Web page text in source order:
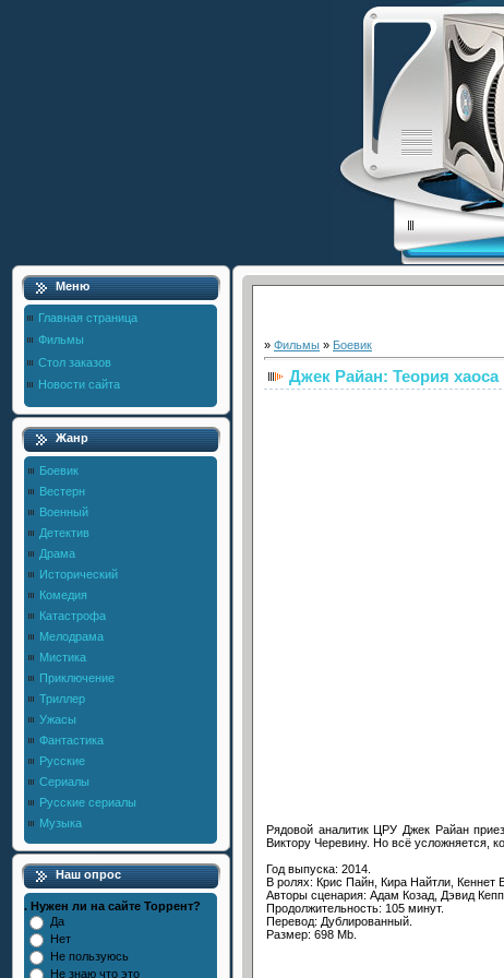
Меню
Главная страница
Фильмы
Стол заказов
Новости сайта
Жанр
Боевик
Вестерн
Военный
Детектив
Драма
Исторический
Комедия
Катастрофа
Мелодрама
Мистика
Приключение
Триллер
Ужасы
Фантастика
Русские
Сериалы
Русские сериалы
Музыка
Наш опрос
. Нужен ли на сайте Торрент?
Да
Нет
Не пользуюсь
Не знаю что это
» Фильмы » Боевик
Джек Райан: Теория хаоса
Рядовой аналитик ЦРУ Джек Райан
Виктору Черевину. Но всё усложняется,
Год выпуска: 2014.
В ролях: Крис Пайн, Кира Найтли, Кеннет
Авторы сценария: Адам Козад, Дэвид
Продолжительность: 105 минут.
Перевод: Дублированный.
Размер: 698 Mb.